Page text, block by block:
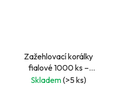
Zažehlovací korálky
fialové 1000 ks –
švédská kvalita s Nordic
Skladem(>5 ks)